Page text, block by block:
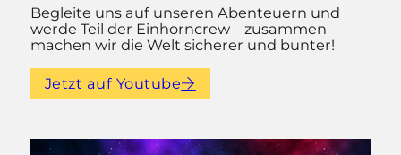
Begleite uns auf unseren Abenteuern und
werde Teil der Einhorncrew – zusammen
machen wir die Welt sicherer und bunter!
Jetzt auf Youtube